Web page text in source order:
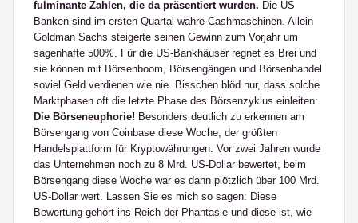
fulminante Zahlen, die da präsentiert wurden. Die US
Banken sind im ersten Quartal wahre Cashmaschinen. Allein
Goldman Sachs steigerte seinen Gewinn zum Vorjahr um
sagenhafte 500%. Für die US-Bankhäuser regnet es Brei und
sie können mit Börsenboom, Börsengängen und Börsenhandel
soviel Geld verdienen wie nie. Bisschen blöd nur, dass solche
Marktphasen oft die letzte Phase des Börsenzyklus einleiten:
Die Börseneuphorie! Besonders deutlich zu erkennen am
Börsengang von Coinbase diese Woche, der größten
Handelsplattform für Kryptowährungen. Vor zwei Jahren wurde
das Unternehmen noch zu 8 Mrd. US-Dollar bewertet, beim
Börsengang diese Woche war es dann plötzlich über 100 Mrd.
US-Dollar wert. Lassen Sie es mich so sagen: Diese
Bewertung gehört ins Reich der Phantasie und diese ist, wie